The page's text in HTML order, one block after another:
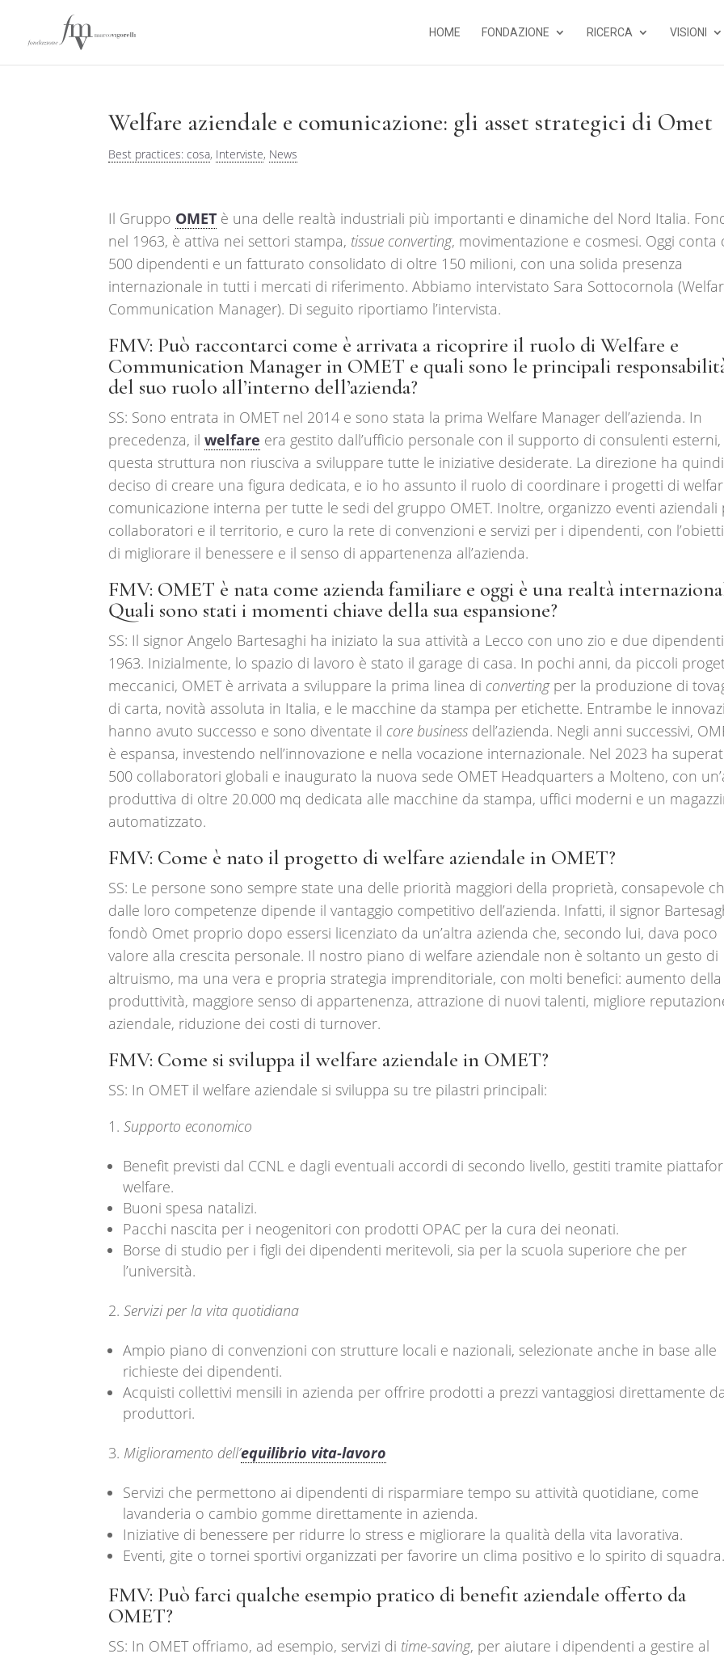
HOME FONDAZIONE RICERCA VISIONI
Welfare aziendale e comunicazione: gli asset strategici di Omet
Best practices: cosa, Interviste, News
Il Gruppo OMET è una delle realtà industriali più importanti e dinamiche del Nord Italia.
nel 1963, è attiva nei settori stampa, tissue converting, movimentazione e cosmesi. Oggi conta
500 dipendenti e un fatturato consolidato di oltre 150 milioni, con una solida presenza
internazionale in tutti i mercati di riferimento. Abbiamo intervistato Sara Sottocornola
Communication Manager). Di seguito riportiamo l’intervista.
FMV: Può raccontarci come è arrivata a ricoprire il ruolo di Welfare e
Communication Manager in OMET e quali sono le principali
del suo ruolo all’interno dell’azienda?
SS: Sono entrata in OMET nel 2014 e sono stata la prima Welfare Manager dell’azienda. In
precedenza, ilwelfare era gestito dall’ufficio personale con il supporto di consulenti esterni,
questa struttura non riusciva a sviluppare tutte le iniziative desiderate. La direzione ha quindi
deciso di creare una figura dedicata, e io ho assunto il ruolo di coordinare i progetti di
comunicazione interna per tutte le sedi del gruppo OMET. Inoltre, organizzo eventi aziendali
collaboratori e il territorio, e curo la rete di convenzioni e servizi per i dipendenti, con
di migliorare il benessere e il senso di appartenenza all’azienda.
FMV: OMET è nata come azienda familiare e oggi è una realtà
Quali sono stati i momenti chiave della sua espansione?
SS: Il signor Angelo Bartesaghi ha iniziato la sua attività a Lecco con uno zio e due
1963. Inizialmente, lo spazio di lavoro è stato il garage di casa. In pochi anni, da piccoli
meccanici, OMET è arrivata a sviluppare la prima linea di convertingper la produzione di
di carta, novità assoluta in Italia, e le macchine da stampa per etichette. Entrambe le
hanno avuto successo e sono diventate il core business dell’azienda. Negli anni successivi,
è espansa, investendo nell’innovazione e nella vocazione internazionale. Nel 2023 ha
500 collaboratori globali e inaugurato la nuova sede OMET Headquarters a Molteno, con
produttiva di oltre 20.000 mq dedicata alle macchine da stampa, uffici moderni e un
automatizzato.
FMV: Come è nato il progetto di welfare aziendale in OMET?
SS: Le persone sono sempre state una delle priorità maggiori della proprietà, consapevole
dalle loro competenze dipende il vantaggio competitivo dell’azienda. Infatti, il signor
fondò Omet proprio dopo essersi licenziato da un’altra azienda che, secondo lui, dava poco
valore alla crescita personale. Il nostro piano di welfare aziendale non è soltanto un gesto di
altruismo, ma una vera e propria strategia imprenditoriale, con molti benefici: aumento della
produttività, maggiore senso di appartenenza, attrazione di nuovi talenti, migliore
aziendale, riduzione dei costi di turnover.
FMV: Come si sviluppa il welfare aziendale in OMET?
SS: In OMET il welfare aziendale si sviluppa su tre pilastri principali:
Supporto economico
Benefit previsti dal CCNL e dagli eventuali accordi di secondo livello, gestiti tramite
welfare.
Buoni spesa natalizi.
Pacchi nascita per i neogenitori con prodotti OPAC per la cura dei neonati.
Borse di studio per i figli dei dipendenti meritevoli, sia per la scuola superiore che per
l’università.
Servizi per la vita quotidiana
Ampio piano di convenzioni con strutture locali e nazionali, selezionate anche in base alle
richieste dei dipendenti.
Acquisti collettivi mensili in azienda per offrire prodotti a prezzi vantaggiosi direttamente
produttori.
Miglioramento dell’equilibrio vita-lavoro
Servizi che permettono ai dipendenti di risparmiare tempo su attività quotidiane, come
lavanderia o cambio gomme direttamente in azienda.
Iniziative di benessere per ridurre lo stress e migliorare la qualità della vita lavorativa.
Eventi, gite o tornei sportivi organizzati per favorire un clima positivo e lo spirito di squadra.
FMV: Può farci qualche esempio pratico di benefit aziendale offerto da
OMET?
SS: In OMET offriamo, ad esempio, servizi di time-saving, per aiutare i dipendenti a gestire al